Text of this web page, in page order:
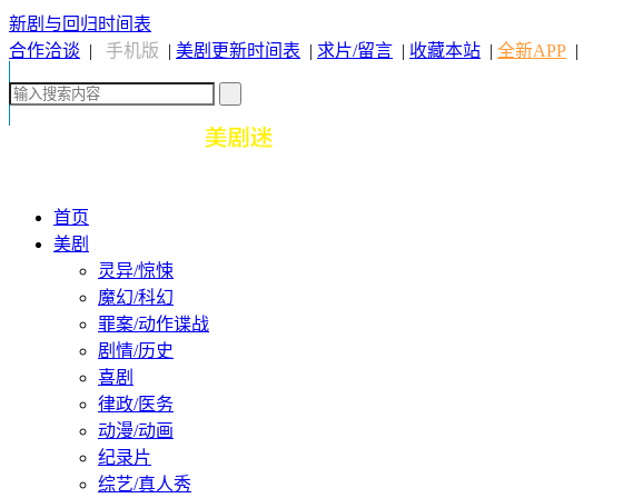
新剧与回归时间表
合作洽谈 | 手机版 | 美剧更新时间表 | 求片/留言 | 收藏本站 | 全新APP |
首页
美剧
灵异/惊悚
魔幻/科幻
罪案/动作谍战
剧情/历史
喜剧
律政/医务
动漫/动画
纪录片
综艺/真人秀